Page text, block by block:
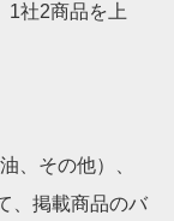
1社2商品を上
、その他）、
、掲載商品のバ